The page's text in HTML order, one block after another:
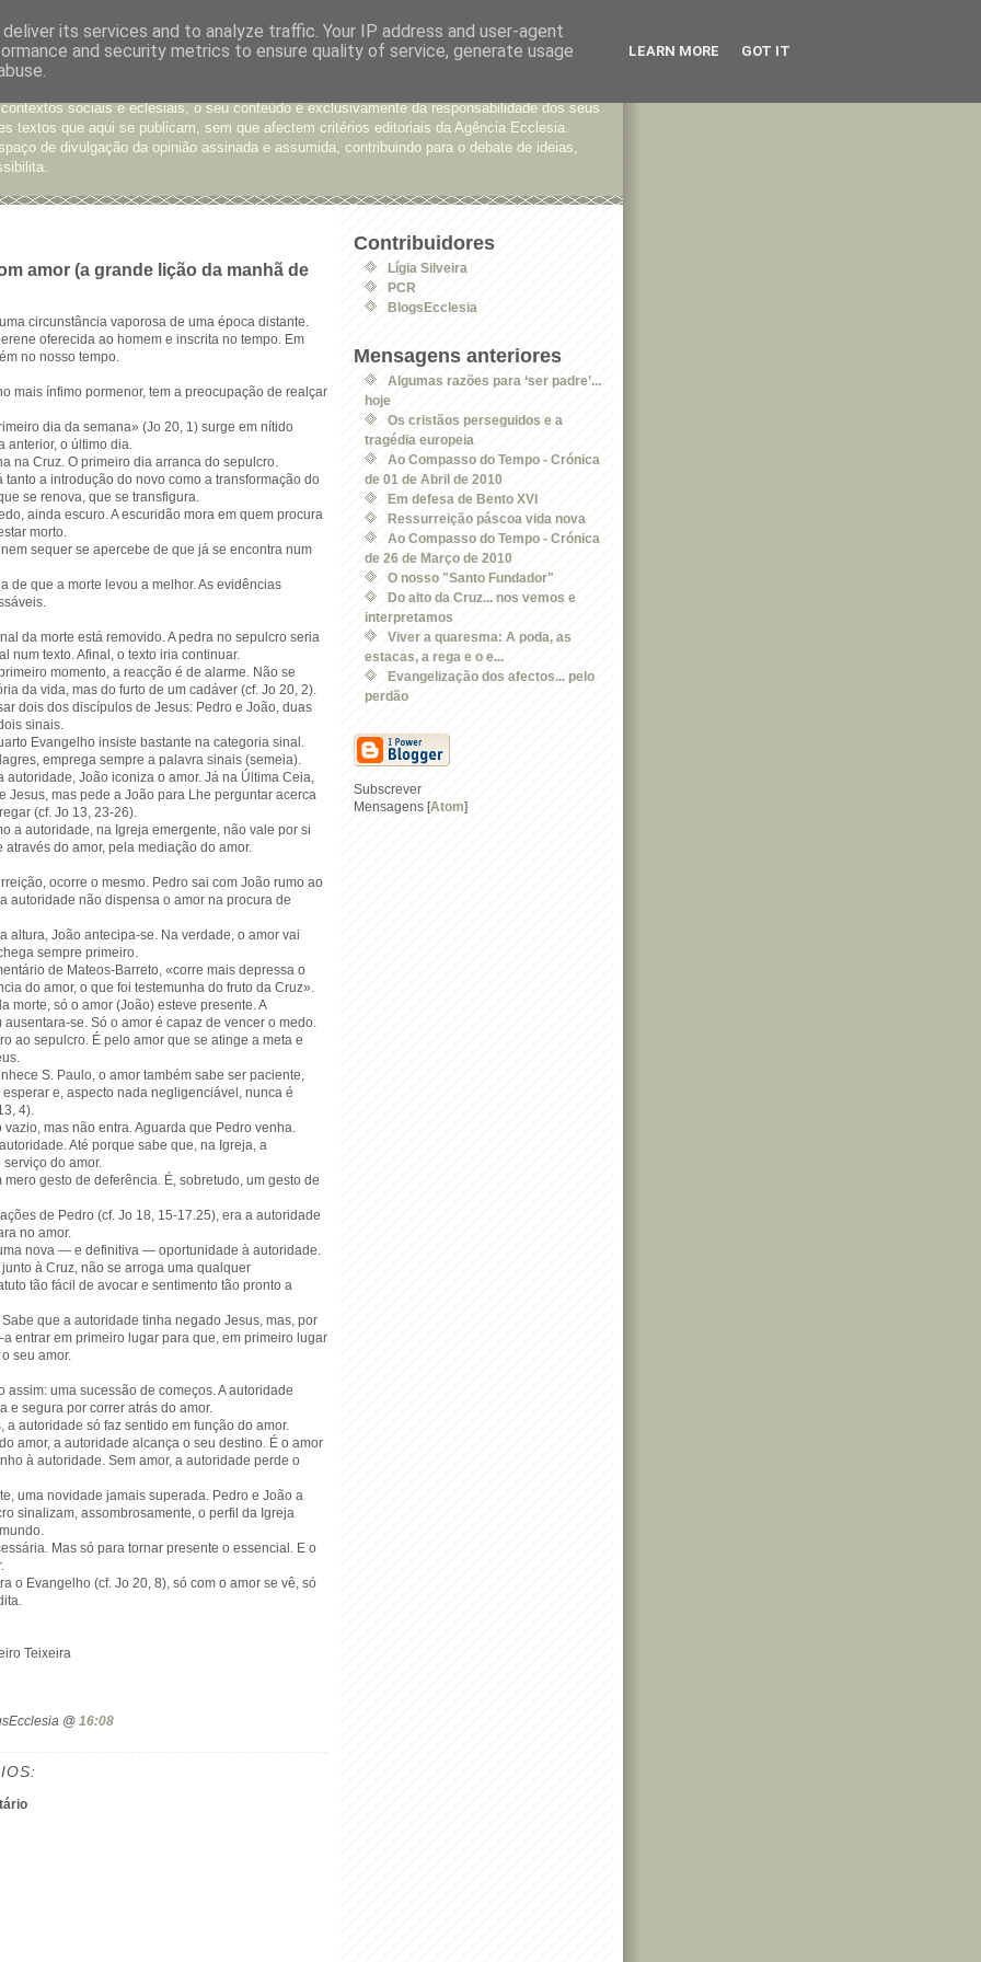
Opinião
sociais e eclesiais, o seu conteúdo é exclusivamente da responsabilidade dos seus
textos que aqui se publicam, sem que afectem critérios editoriais da Agência Ecclesia.
de divulgação da opinião assinada e assumida, contribuindo para o debate de ideias,
amor (a grande lição da manhã de
circunstância vaporosa de uma época distante.
oferecida ao homem e inscrita no tempo. Em
no nosso tempo.
mais ínfimo pormenor, tem a preocupação de realçar
dia da semana» (Jo 20, 1) surge em nítido
anterior, o último dia.
na Cruz. O primeiro dia arranca do sepulcro.
tanto a introdução do novo como a transformação do
se renova, que se transfigura.
ainda escuro. A escuridão mora em quem procura
morto.
sequer se apercebe de que já se encontra num
de que a morte levou a melhor. As evidências
da morte está removido. A pedra no sepulcro seria
num texto. Afinal, o texto iria continuar.
momento, a reacção é de alarme. Não se
da vida, mas do furto de um cadáver (cf. Jo 20, 2).
dois dos discípulos de Jesus: Pedro e João, duas
sinais.
Evangelho insiste bastante na categoria sinal.
emprega sempre a palavra sinais (semeia).
autoridade, João iconiza o amor. Já na Última Ceia,
Jesus, mas pede a João para Lhe perguntar acerca
(cf. Jo 13, 23-26).
a autoridade, na Igreja emergente, não vale por si
através do amor, pela mediação do amor.
ocorre o mesmo. Pedro sai com João rumo ao
autoridade não dispensa o amor na procura de
altura, João antecipa-se. Na verdade, o amor vai
sempre primeiro.
de Mateos-Barreto, «corre mais depressa o
do amor, o que foi testemunha do fruto da Cruz».
morte, só o amor (João) esteve presente. A
se. Só o amor é capaz de vencer o medo.
ao sepulcro. É pelo amor que se atinge a meta e
S. Paulo, o amor também sabe ser paciente,
e, aspecto nada negligenciável, nunca é
4).
mas não entra. Aguarda que Pedro venha.
Até porque sabe que, na Igreja, a
do amor.
mero gesto de deferência. É, sobretudo, um gesto de
de Pedro (cf. Jo 18, 15-17.25), era a autoridade
no amor.
nova — e definitiva — oportunidade à autoridade.
à Cruz, não se arroga uma qualquer
tão fácil de avocar e sentimento tão pronto a
que a autoridade tinha negado Jesus, mas, por
a entrar em primeiro lugar para que, em primeiro lugar
seu amor.
assim: uma sucessão de começos. A autoridade
e segura por correr atrás do amor.
a autoridade só faz sentido em função do amor.
amor, a autoridade alcança o seu destino. É o amor
à autoridade. Sem amor, a autoridade perde o
uma novidade jamais superada. Pedro e João a
sinalizam, assombrosamente, o perfil da Igreja
Mas só para tornar presente o essencial. E o
o Evangelho (cf. Jo 20, 8), só com o amor se vê, só
Teixeira
@ 16:08
Contribuidores
Lígia Silveira
PCR
BlogsEcclesia
Mensagens anteriores
Algumas razões para ‘ser padre’...
hoje
Os cristãos perseguidos e a
tragédia europeia
Ao Compasso do Tempo - Crónica
de 01 de Abril de 2010
Em defesa de Bento XVI
Ressurreição páscoa vida nova
Ao Compasso do Tempo - Crónica
de 26 de Março de 2010
O nosso "Santo Fundador"
Do alto da Cruz... nos vemos e
interpretamos
Viver a quaresma: A poda, as
estacas, a rega e o e...
Evangelização dos afectos... pelo
perdão
Subscrever
Mensagens [Atom]
its services and to analyze traffic. Your IP address and user-agent
and security metrics to ensure quality of service, generate usage
LEARN MORE GOT IT